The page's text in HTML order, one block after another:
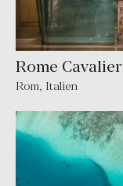
Rome
Rom, Italien